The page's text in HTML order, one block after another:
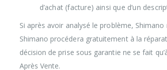
d’achat (facture) ainsi que d’un
Si après avoir analysé le problème,
Shimano procédera gratuitement à la
décision de prise sous garantie ne se fait
Après Vente.